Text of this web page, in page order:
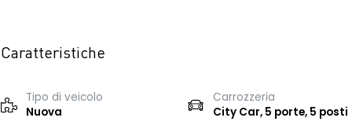
Caratteristiche
Tipo di veicolo
Nuova
Carrozzeria
City Car, 5 porte, 5 posti